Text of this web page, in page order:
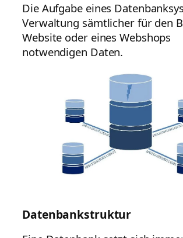
Die Aufgabe eines
Verwaltung sämtlicher für den
Website oder eines Webshops
notwendigen Daten.
Datenbankstruktur